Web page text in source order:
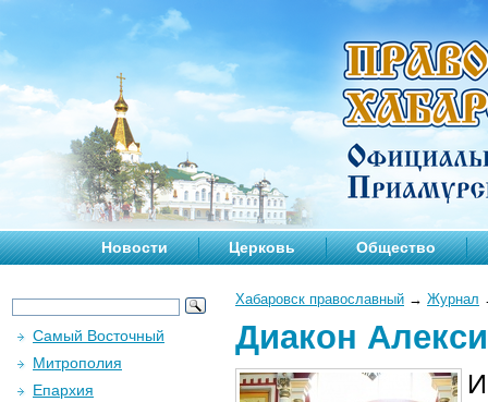
Новости Церковь Общество
Хабаровск православный → Журнал
Диакон
Самый Восточный
Митрополия
Епархия